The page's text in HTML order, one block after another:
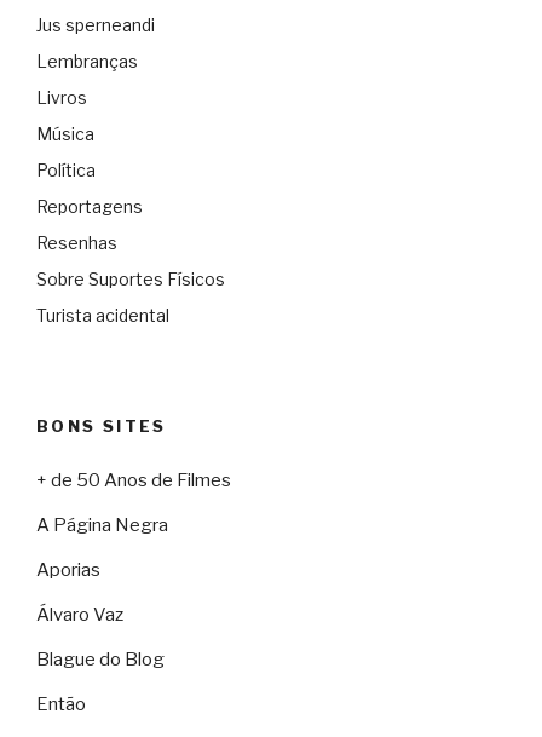
Jus sperneandi
Lembranças
Livros
Música
Política
Reportagens
Resenhas
Sobre Suportes Físicos
Turista acidental
BONS SITES
+ de 50 Anos de Filmes
A Página Negra
Aporias
Álvaro Vaz
Blague do Blog
Então